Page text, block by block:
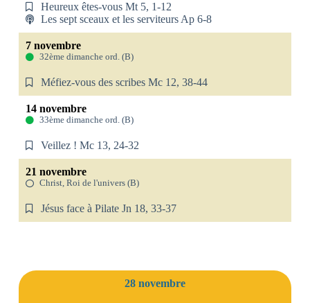
Heureux êtes-vous Mt 5, 1-12
Les sept sceaux et les serviteurs Ap 6-8
7 novembre
32ème dimanche ord. (B)
Méfiez-vous des scribes Mc 12, 38-44
14 novembre
33ème dimanche ord. (B)
Veillez ! Mc 13, 24-32
21 novembre
Christ, Roi de l'univers (B)
Jésus face à Pilate Jn 18, 33-37
28 novembre